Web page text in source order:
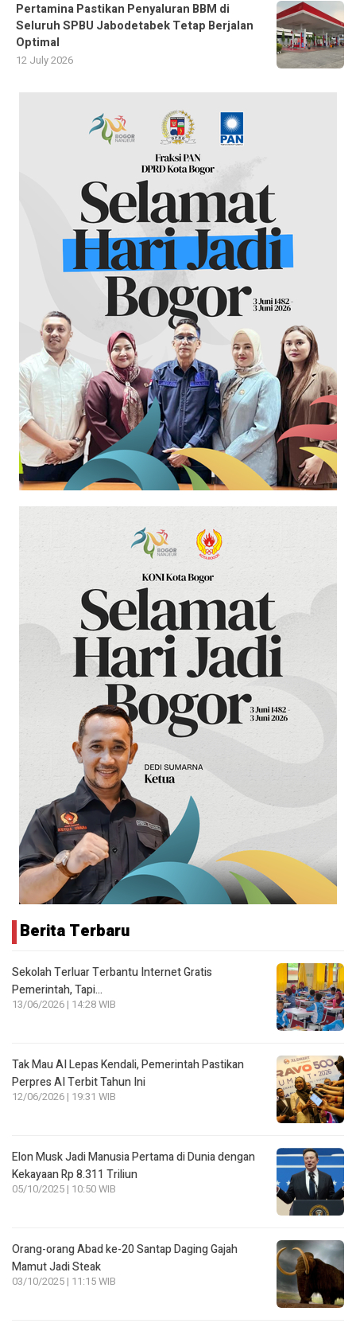
Pertamina Pastikan Penyaluran BBM di
Seluruh SPBU Jabodetabek Tetap Berjalan
Optimal
12 July 2026
Berita Terbaru
Sekolah Terluar Terbantu Internet Gratis
Pemerintah, Tapi…
13/06/2026 | 14:28 WIB
Tak Mau AI Lepas Kendali, Pemerintah Pastikan
Perpres AI Terbit Tahun Ini
12/06/2026 | 19:31 WIB
Elon Musk Jadi Manusia Pertama di Dunia dengan
Kekayaan Rp 8.311 Triliun
05/10/2025 | 10:50 WIB
Orang-orang Abad ke-20 Santap Daging Gajah
Mamut Jadi Steak
03/10/2025 | 11:15 WIB